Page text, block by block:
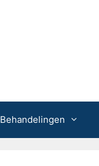
Behandelingen